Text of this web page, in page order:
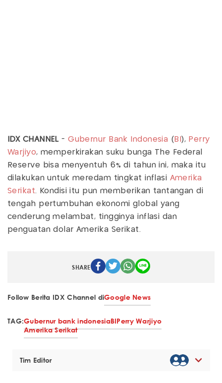
IDX CHANNEL-Gubernur Bank Indonesia ( BI ), Perry
Warjiyo, memperkirakan suku bunga The Federal
Reserve bisa menyentuh 6% di tahun ini, maka itu
dilakukan untuk meredam tingkat inflasi Amerika
Serikat. Kondisi itu pun memberikan tantangan di
tengah pertumbuhan ekonomi global yang
cenderung melambat, tingginya inflasi dan
penguatan dolar Amerika Serikat.
SHARE
Follow Berita IDX Channel diGoogle News
TAG:Gubernur bank indonesiaBIPerry Warjiyo
Amerika Serikat
Tim Editor